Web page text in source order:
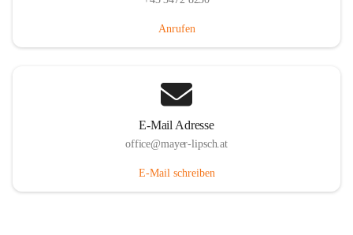
Anrufen
E-Mail Adresse
office@mayer-lipsch.at
E-Mail schreiben